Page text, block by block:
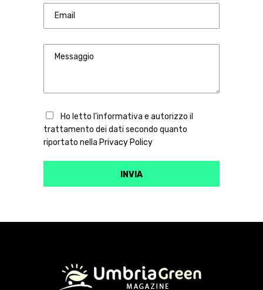
Ho letto l'informativa e autorizzo il
trattamento dei dati secondo quanto
riportato nella Privacy Policy